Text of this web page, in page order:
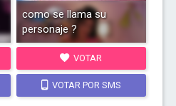
como se llama su
personaje ?
VOTAR
VOTAR POR SMS